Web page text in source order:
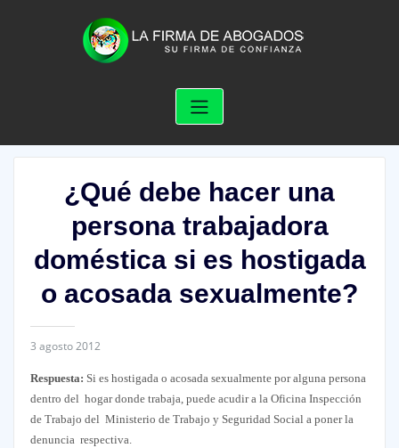
¿Qué debe hacer una
persona trabajadora
doméstica si es hostigada
o acosada sexualmente?
3 agosto 2012
Respuesta: Si es hostigada o acosada sexualmente por alguna persona
dentro del hogar donde trabaja, puede acudir a la Oficina Inspección
de Trabajo del Ministerio de Trabajo y Seguridad Social a poner la
denuncia respectiva.